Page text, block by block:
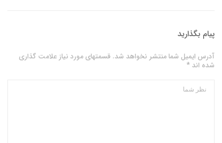
پیام بگذارید
آدرس ایمیل شما منتشر نخواهد شد. قسمتهای مورد نیاز علامت گذاری
شده اند *